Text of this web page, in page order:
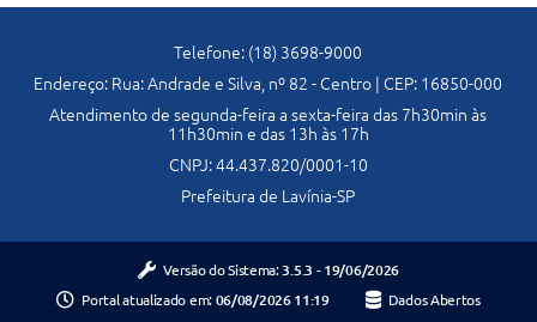
Cultura
Planejamento
Telefone: (18) 3698-9000
Endereço: Rua: Andrade e Silva, nº 82 - Centro | CEP: 16850-000
Atendimento de segunda-feira a sexta-feira das 7h30min às
11h30min e das 13h às 17h
CNPJ: 44.437.820/0001-10
Prefeitura de Lavínia-SP
Versão do Sistema: 3.5.3 - 19/06/2026
Portal atualizado em: 06/08/2026 11:19 Dados Abertos